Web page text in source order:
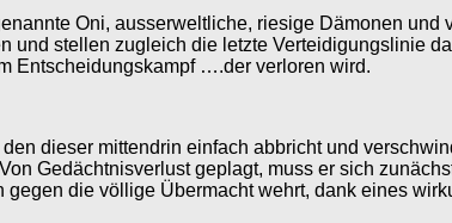
Oni, ausserweltliche, riesige Dämonen und
stellen zugleich die letzte Verteidigungslinie
Entscheidungskampf ….der verloren wird.
dieser mittendrin einfach abbricht und
Gedächtnisverlust geplagt, muss er sich
die völlige Übermacht wehrt, dank eines